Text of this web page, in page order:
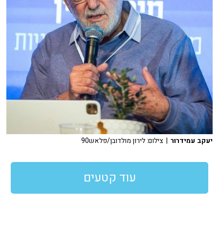
יעקב עמידרור | צילום: לירון מולדובן/פלאש90
עוד קטעים